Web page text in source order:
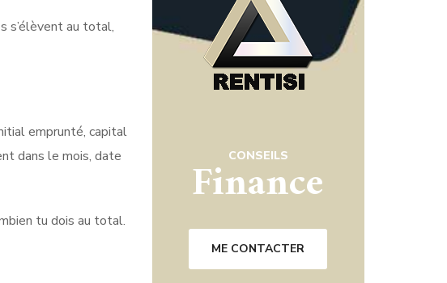
s’élèvent au total,
emprunté, capital
dans le mois, date
tu dois au total.
CONSEILS
Finance
ME CONTACTER